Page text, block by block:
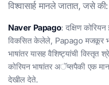
विश्वासार्ह मानले जातात, जसे की:
Naver Papago: दक्षिण
विकसित केलेले, Papago मजकूर
भाषांतर यासह वैशिष्ट्यांची
कोरियन भाषांतर अॅप्सपैकी एक
देखील देते.